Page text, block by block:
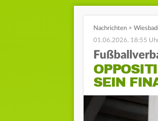
Nachrichten >
01.06.2026, 18:55
SEIN